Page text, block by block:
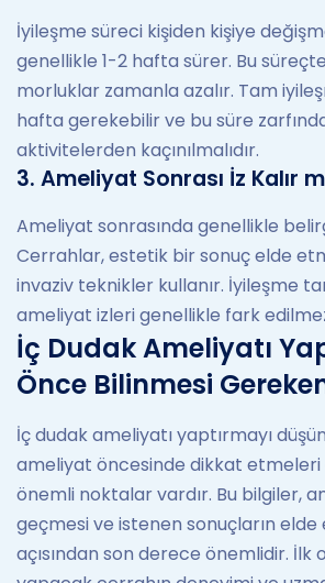
İyileşme süreci kişiden kişiye
genellikle 1-2 hafta sürer. Bu
morluklar zamanla azalır. Tam
hafta gerekebilir ve bu süre
aktivitelerden kaçınılmalıdır.
3. Ameliyat Sonrası İz Kalır
Ameliyat sonrasında genellikle
Cerrahlar, estetik bir sonuç elde
invaziv teknikler kullanır. İyileşme
ameliyat izleri genellikle fark
İç Dudak Ameliyatı
Önce Bilinmesi
İç dudak ameliyatı yaptırmayı
ameliyat öncesinde dikkat etmeleri
önemli noktalar vardır. Bu bilgiler,
geçmesi ve istenen sonuçların elde
açısından son derece önemlidir. İlk